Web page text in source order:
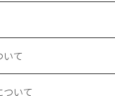
て
いて